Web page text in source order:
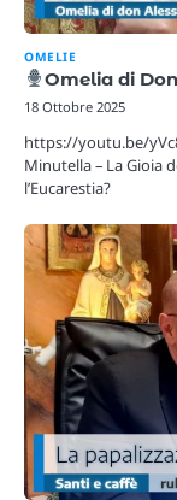
OMELIE
Omelia di
18 Ottobre 2025
https://youtu.be/
Minutella – La Gioia
l’Eucarestia?